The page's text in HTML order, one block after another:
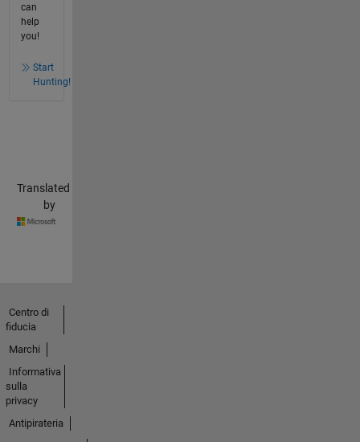
can
help
you!
Start
Hunting!
Translated
by
Centro di
fiducia
Marchi
Informativa
sulla
privacy
Antipirateria